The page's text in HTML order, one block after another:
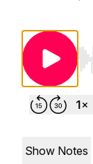
Show Notes